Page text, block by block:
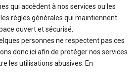
qui accèdent à nos services ou les
règles générales qui maintiennent
ouvert et sécurisé.
personnes ne respectent pas ces
donc ici afin de protéger nos services
les utilisations abusives. En